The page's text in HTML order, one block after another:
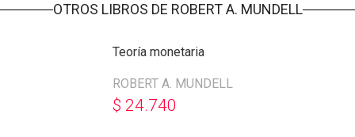
OTROS LIBROS DE ROBERT A. MUNDELL
Teoría monetaria
ROBERT A. MUNDELL
$ 24.740